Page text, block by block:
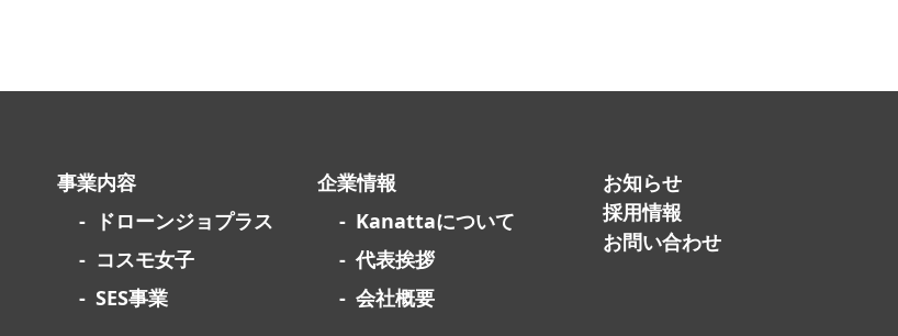
事業内容
ドローンジョプラス
コスモ女子
SES事業
企業情報
Kanattaについて
代表挨拶
会社概要
お知らせ
採用情報
お問い合わせ